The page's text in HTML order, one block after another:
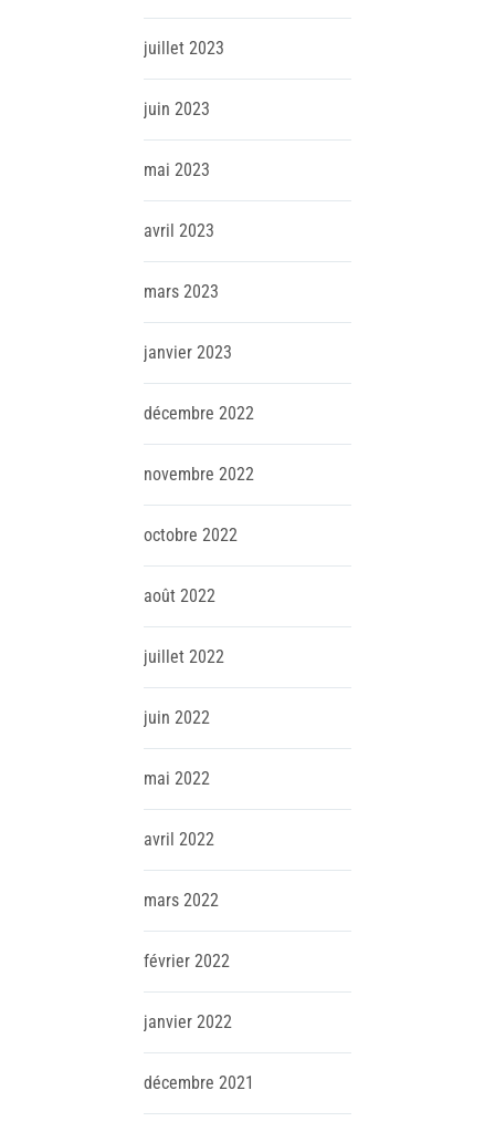
juillet 2023
juin 2023
mai 2023
avril 2023
mars 2023
janvier 2023
décembre 2022
novembre 2022
octobre 2022
août 2022
juillet 2022
juin 2022
mai 2022
avril 2022
mars 2022
février 2022
janvier 2022
décembre 2021